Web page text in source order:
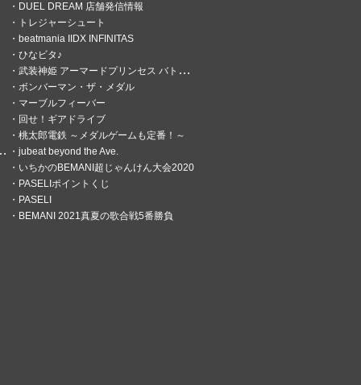
DUEL DREAM 店舗発信情報
トレジャーシュート
beatmania IIDX INFINITAS
ひなビタ♪
武装神姫 アーマードプリンセス バトルコンダクター
ボンバーマン・ザ・メダル
マーブルフィーバー
回せ！ギアドライブ
桃太郎電鉄 ～メダルゲームも定番！～
jubeat beyond the Ave.
いちかのBEMANI超じゃんけん大会2020
PASELIポイントくじ
PASELI
BEMANI 2021真夏の歌合戦5番勝負